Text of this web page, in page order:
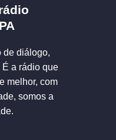
de diálogo,
a rádio que
melhor, com
somos a